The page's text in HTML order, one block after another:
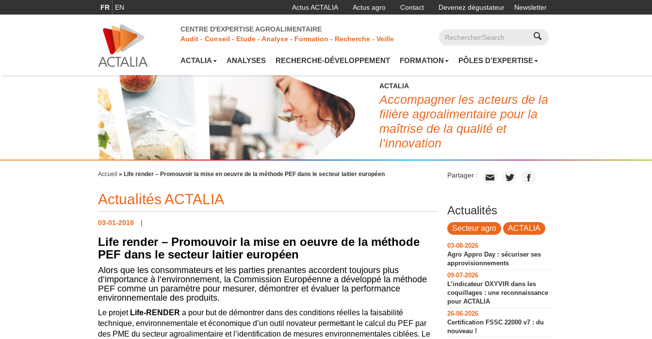
FR EN Newsletter
Actus ACTALIA Actus agro Contact Devenez dégustateur
CENTRE D'EXPERTISE AGROALIMENTAIRE
Audit - Conseil - Etude - Analyse - Formation - Recherche - Veille
ACTALIA ANALYSES RECHERCHE-DÉVELOPPEMENT FORMATION PÔLES D’EXPERTISE
ACTALIA
Accompagner les acteurs de la
filière agroalimentaire pour la
maîtrise de la qualité et
l’innovation
Accueil » Life render – Promouvoir la mise en oeuvre de la méthode PEF dans le secteur laitier européen Partager :
Actualités ACTALIA
03-01-2018
Life render – Promouvoir la mise en oeuvre de la méthode
PEF dans le secteur laitier européen
Alors que les consommateurs et les parties prenantes accordent toujours plus
d’importance à l’environnement, la Commission Européenne a développé la méthode
PEF comme un paramètre pour mesurer, démontrer et évaluer la performance
environnementale des produits.
Le projet Life-RENDER a pour but de démontrer dans des conditions réelles la faisabilité
technique, environnementale et économique d’un outil novateur permettant le calcul du PEF par
des PME du secteur agroalimentaire et l’identification de mesures environnementales ciblées. Le
Actualités
Secteur agro ACTALIA
03-08-2026
Agro Appro Day : sécuriser ses
approvisionnements
09-07-2026
L’indicateur OXYVIR dans les
coquillages : une reconnaissance
pour ACTALIA
26-06-2026
Certification FSSC 22000 v7 : du
nouveau !